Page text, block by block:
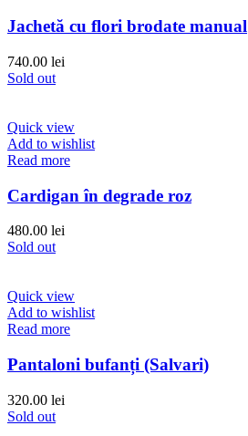
Jachetă cu flori brodate manual
740.00 lei
Sold out
Quick view
Add to wishlist
Read more
Cardigan în degrade roz
480.00 lei
Sold out
Quick view
Add to wishlist
Read more
Pantaloni bufanți (Salvari)
320.00 lei
Sold out